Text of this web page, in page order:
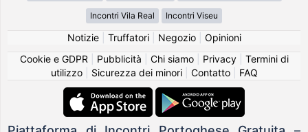
Incontri Vila Real Incontri Viseu
Notizie| Truffatori| Negozio| Opinioni
Cookie e GDPR
Pubblicità Chi siamo| Privacy| Termini di
utilizzo| Sicurezza dei minori| Contatto| FAQ